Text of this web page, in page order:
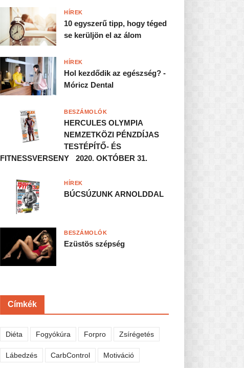
10 egyszerű tipp, hogy téged
se kerüljön el az álom
HÍREK
Hol kezdődik az egészség? -
Móricz Dental
HÍREK
HERCULES OLYMPIA
NEMZETKÖZI PÉNZDÍJAS
TESTÉPÍTŐ- ÉS
FITNESSVERSENY 2020. OKTÓBER 31.
BESZÁMOLÓK
BÚCSÚZUNK ARNOLDDAL
HÍREK
Ezüstös szépség
BESZÁMOLÓK
Címkék
Diéta Fogyókúra Forpro Zsírégetés
Lábedzés CarbControl Motiváció